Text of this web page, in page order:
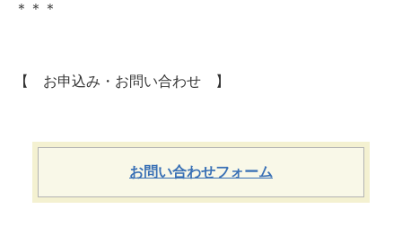
＊＊＊
【 お申込み・お問い合わせ 】
お問い合わせフォーム